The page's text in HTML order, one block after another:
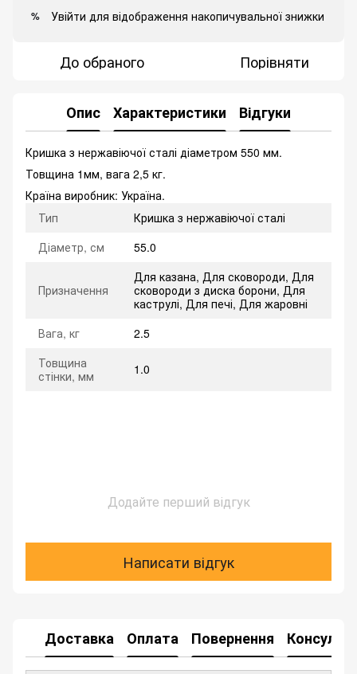
% Увійти для відображення накопичувальної знижки
До обраного Порівняти
Опис Характеристики Відгуки
Кришка з нержавіючої сталі діаметром 550 мм.
Товщина 1мм, вага 2,5 кг.
Країна виробник: Україна.
Тип
Кришка з нержавіючої сталі
Діаметр, см
55.0
Призначення
Для казана, Для сковороди, Для
сковороди з диска борони, Для
каструлі, Для печі, Для жаровні
Вага, кг
2.5
Товщина
стінки, мм
1.0
Додайте перший відгук
Написати відгук
Доставка Оплата Повернення